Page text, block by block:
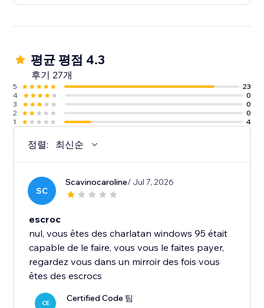
평균 평점 4.3
후기 27개
5
23
4
0
3
0
2
0
1
4
정렬: 최신순
SC
Scavinocaroline/ Jul 7, 2026
escroc
nul, vous êtes des charlatan windows 95 était
capable de le faire, vous vous le faites payer,
regardez vous dans un mirroir des fois vous
êtes des escrocs
CE Certified Code 팀